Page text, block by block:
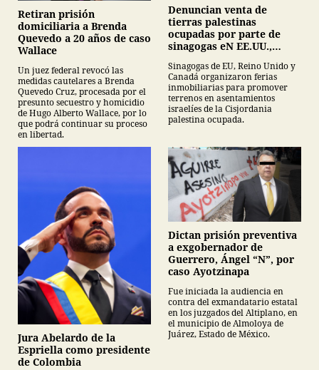
Retiran prisión
domiciliaria a Brenda
Quevedo a 20 años de caso
Wallace
Un juez federal revocó las
medidas cautelares a Brenda
Quevedo Cruz, procesada por el
presunto secuestro y homicidio
de Hugo Alberto Wallace, por lo
que podrá continuar su proceso
en libertad.
Denuncian venta de
tierras palestinas
ocupadas por parte de
sinagogas eN EE.UU.,
Sinagogas de EU, Reino Unido y
Canadá organizaron ferias
inmobiliarias para promover
terrenos en asentamientos
israelíes de la Cisjordania
palestina ocupada.
Jura Abelardo de la
Espriella como presidente
de Colombia
Dictan prisión preventiva
a exgobernador de
Guerrero, Ángel “N”, por
caso Ayotzinapa
Fue iniciada la audiencia en
contra del exmandatario estatal
en los juzgados del Altiplano, en
el municipio de Almoloya de
Juárez, Estado de México.